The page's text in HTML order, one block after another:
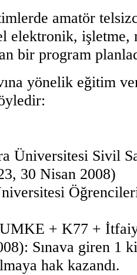
amatör
elektronik, işletme,
bir program
yönelik eğitim
Üniversitesi Sivil
30 Nisan 2008)
+ K77 +
Sınava giren 1
hak kazandı.